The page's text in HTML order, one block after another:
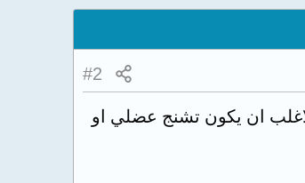
#2
ان يكون تشنج عضلي او